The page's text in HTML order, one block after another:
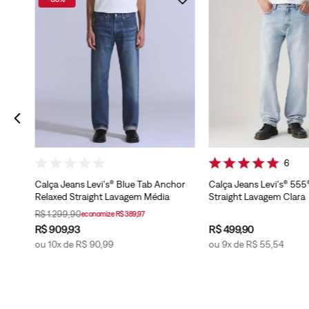
Calça Jeans Levi's® Blue Tab Anchor
Relaxed Straight Lavagem Média
R$ 1.299,90economizeR$389,97
R$909,93
ou10x deR$ 90,99
6
Calça Jeans Levi's®
Straight Lavagem Clara
R$499,90
ou 9x deR$ 55 54